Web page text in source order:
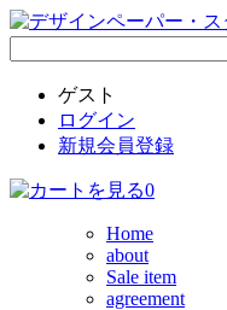
ゲスト
ログイン
新規会員登録
0
Home
about
Sale item
agreement